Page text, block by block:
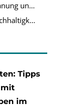
Förderung der finanziellen Planung und Budgetkontrolle
Umweltfreundlichkeit und Nachhaltigkeit durch Prolease
Tipps
mit
im